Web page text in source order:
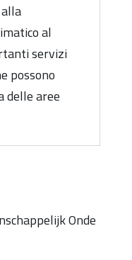
al
servizi
possono
delle aree
Onde